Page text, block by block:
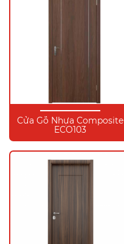
Cửa Gỗ Nhựa Composite
ECO103